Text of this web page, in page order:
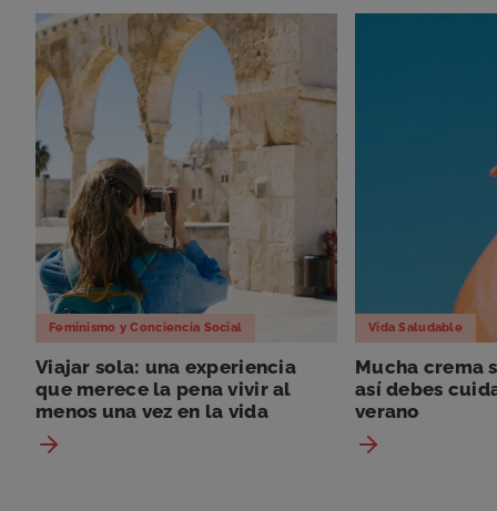
Feminismo y Conciencia Social
Viajar sola: una experiencia
que merece la pena vivir al
menos una vez en la vida
Vida Saludable
Mucha crema
así debes
verano